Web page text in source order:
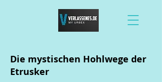
Die mystischen Hohlwege der
Etrusker